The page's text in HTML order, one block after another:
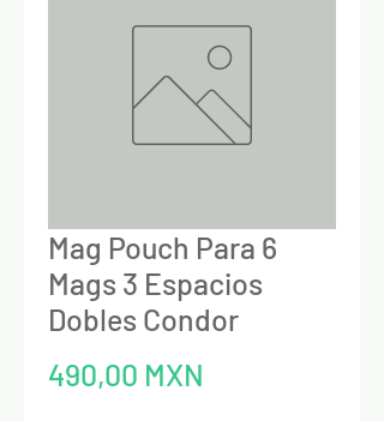
Mag Pouch Para 6
Mags 3 Espacios
Dobles Condor
490,00 MXN